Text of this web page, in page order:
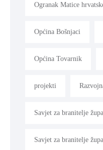
Ogranak Matice
Općina Bošnjaci
Općina Tovarnik
projekti
Savjet za branitelje
Savjet za branitelje